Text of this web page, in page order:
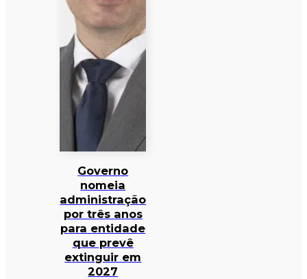
Governo
nomeia
administração
por três anos
para entidade
que prevê
extinguir em
2027